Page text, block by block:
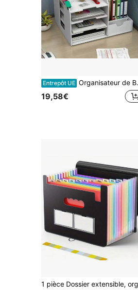
Entrepôt UE Organisateur de Bureau Multifonctionnel Boîte de Rangement Bureau Étagère de Dossiers et Porte-Documents Compartiment de Rangement en PVC pour Bureau Maison et École Blanc
19,58€